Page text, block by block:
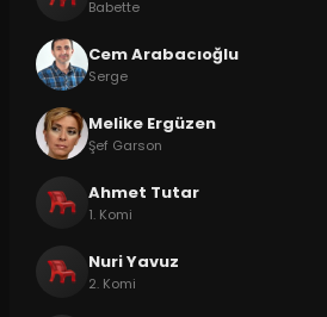
Babette
Cem Arabacıoğlu
Serge
Melike Ergüzen
Şef Garson
Ahmet Tutar
1. Komi
Nuri Yavuz
2. Komi